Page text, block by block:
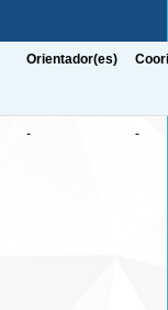
Orientador(es)
- -